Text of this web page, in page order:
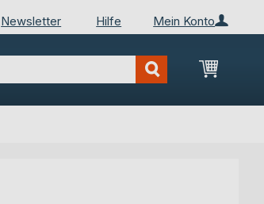
Mein Konto
Newsletter Hilfe
Mein